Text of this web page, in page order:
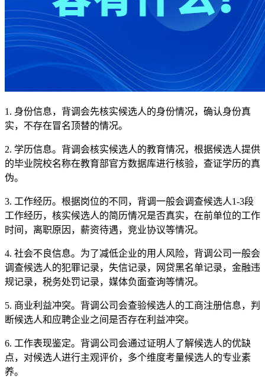
1. 身份信息，背调会先核实候选人的身份情况，确认身份真
实，不存在冒名顶替的情况。
2. 学历信息。背调会核实候选人的教育情况，根据候选人提供
的毕业院校名称在教育部官方数据库进行核验，查证学历的真
伪。
3. 工作经历。根据岗位的不同，背调一般会调查候选人1-3段
工作经历，核实候选人的简历情况是否真实，在前单位的工作
时间，离职原因，薪资待遇，竞业协议等情况。
4. 社会不良信息。为了减低企业的用人风险，背调公司一般会
调查候选人的犯罪记录，失信记录，网贷黑名单记录，金融违
规记录，税务处罚记录，媒体负面查询等情况。
5. 商业利益冲突。背调公司会查验候选人的工商注册信息，判
断候选人和应聘企业之间是否存在利益冲突。
6. 工作表现鉴定。背调公司会通过证明人了解候选人的优缺
点，对候选人进行主观评价，多个维度考量候选人的专业素
养。